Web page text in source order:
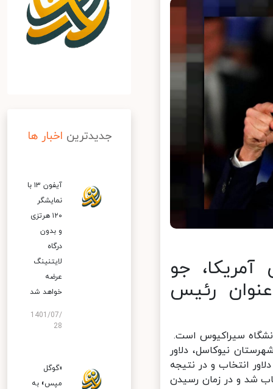
جو
به عنوان رئیس
دانشگاه سیراکیوس است.
شهرستان نیوکاسل، دلاور
متحده از دلاور انتخاب و در نتیجه
شد و در زمان رسیدن
جدیدترین اخبار ها
آیفون ۱۳ با
نمایشگر
۱۲۰ هرتزی
و بدون
درگاه
لایتنینگ
عرضه
خواهد شد
1401/07/
28
«گوگل
مپس» به